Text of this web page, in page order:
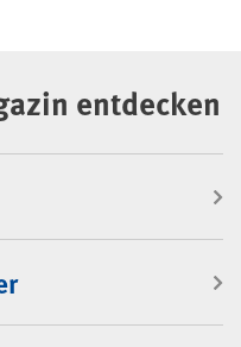
entdecken